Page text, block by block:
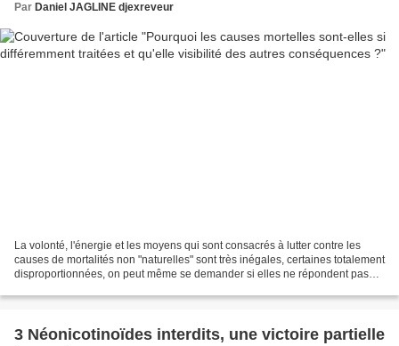
Par Daniel JAGLINE djexreveur
La volonté, l'énergie et les moyens qui sont consacrés à lutter contre les
causes de mortalités non "naturelles" sont très inégales, certaines totalement
disproportionnées, on peut même se demander si elles ne répondent pas
3 Néonicotinoïdes interdits, une victoire partielle